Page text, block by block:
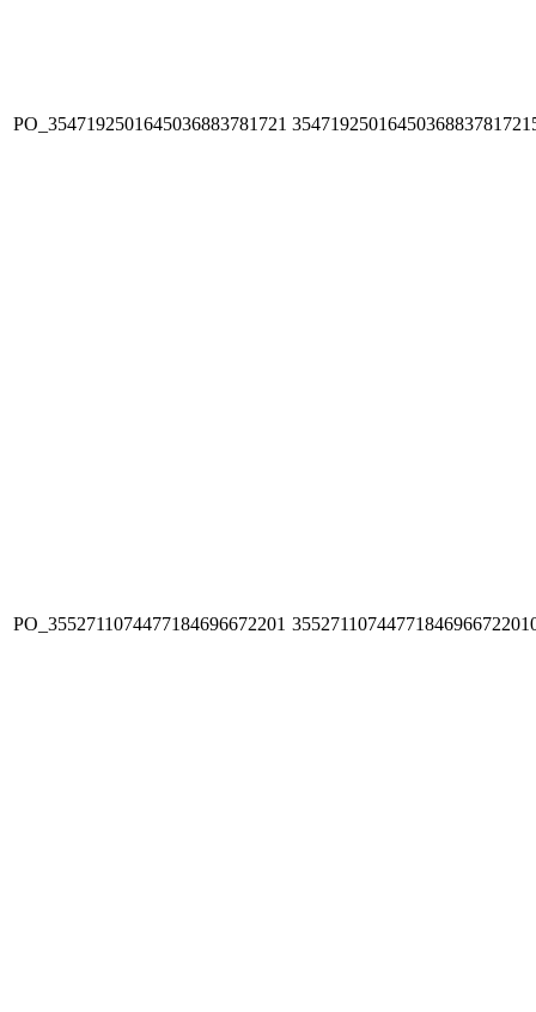
PO_3547192501645036883781721
PO_3552711074477184696672201